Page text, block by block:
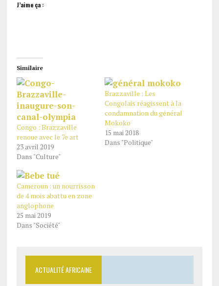
J’aime ça :
Similaire
Congo : Brazzaville
renoue avec le 7e art
23 avril 2019
Dans "Culture"
Brazzaville : Les
Congolais réagissent à la
condamnation du général
Mokoko
15 mai 2018
Dans "Politique"
Cameroun : un nourrisson
de 4 mois abattu en zone
anglophone
25 mai 2019
Dans "Société"
ACTUALITÉ AFRICAINE